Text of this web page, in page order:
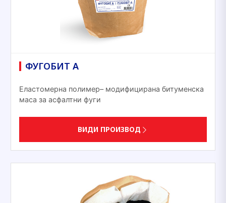
ФУГОБИТ А
Еластомерна полимер– модифицирана битуменска
маса за асфалтни фуги
ВИДИ ПРОИЗВОД